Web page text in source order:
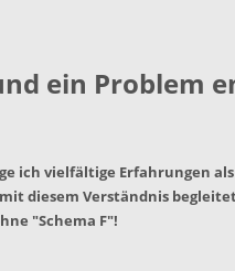
ein Problem
ich vielfältige Erfahrungen
diesem Verständnis
"Schema F"!